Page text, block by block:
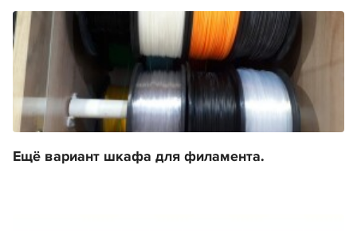
Ещё вариант шкафа для филамента.